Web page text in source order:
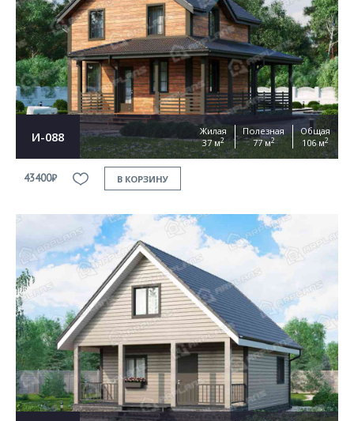
И-088
Жилая
37 м2
Полезная
77 м2
Общая
106 м2
43400₽ В КОРЗИНУ